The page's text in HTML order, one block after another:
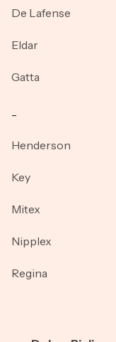
De Lafense
Eldar
Gatta
Henderson
Key
Mitex
Nipplex
Regina